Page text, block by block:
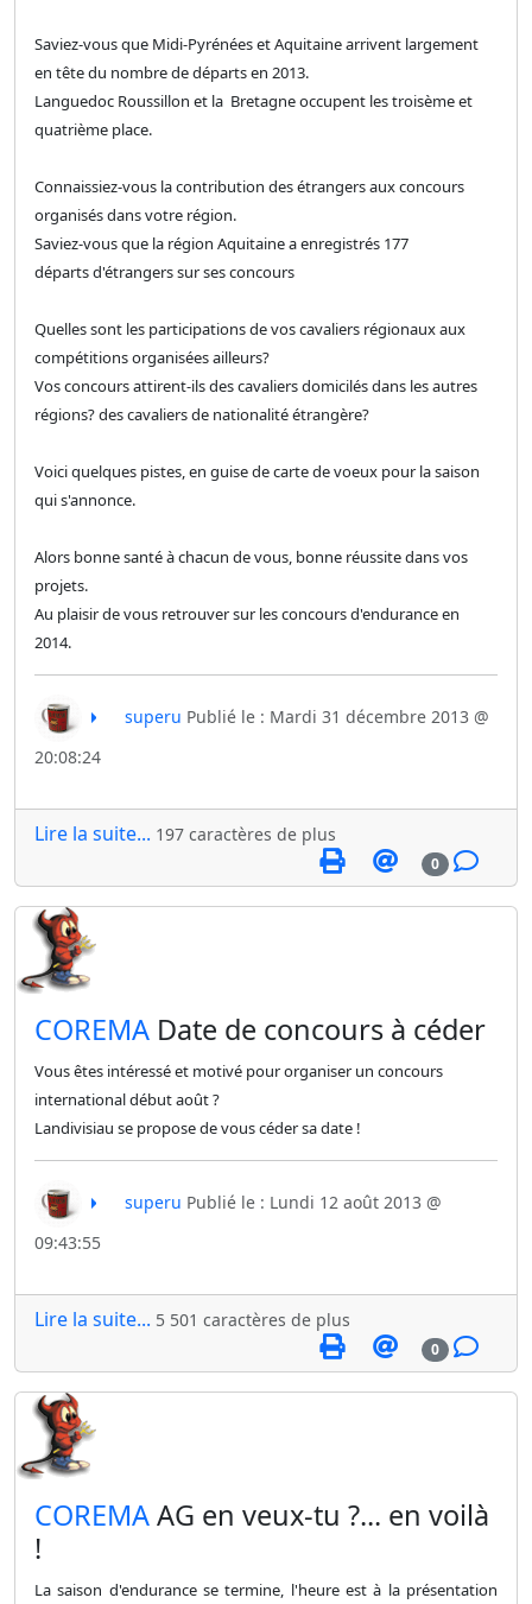
Saviez-vous que Midi-Pyrénées et Aquitaine arrivent largement
en tête du nombre de départs en 2013.
Languedoc Roussillon et la Bretagne occupent les troisème et
quatrième place.
Connaissiez-vous la contribution des étrangers aux concours
organisés dans votre région.
Saviez-vous que la région Aquitaine a enregistrés 177
départs d'étrangers sur ses concours
Quelles sont les participations de vos cavaliers régionaux aux
compétitions organisées ailleurs?
Vos concours attirent-ils des cavaliers domicilés dans les autres
régions? des cavaliers de nationalité étrangère?
Voici quelques pistes, en guise de carte de voeux pour la saison
qui s'annonce.
Alors bonne santé à chacun de vous, bonne réussite dans vos
projets.
Au plaisir de vous retrouver sur les concours d'endurance en
2014.
superu Publié le : Mardi 31 décembre 2013 @
20:08:24
Lire la suite... 197 caractères de plus
0
​COREMA Date de concours à céder
Vous êtes intéressé et motivé pour organiser un concours
international début août ?
Landivisiau se propose de vous céder sa date !
superu Publié le : Lundi 12 août 2013 @
09:43:55
Lire la suite... 5 501 caractères de plus
0
​COREMAAG en veux-tu ?... en voilà
!
La saison d'endurance se termine, l'heure est à la présentation